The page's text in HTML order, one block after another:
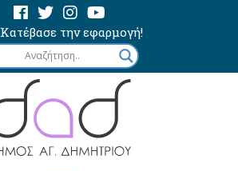
Κατέβασε την εφαρμογή!